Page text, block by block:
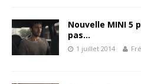
Nouvelle MINI 5
pas…
1 juillet 2014